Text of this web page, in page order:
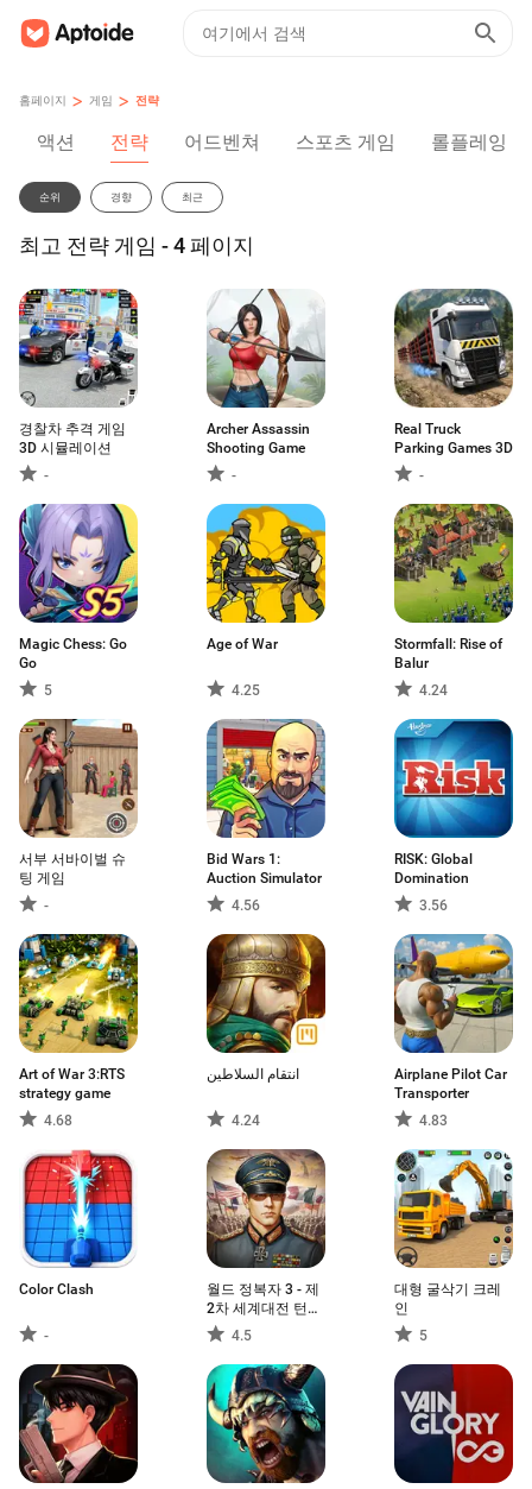
홈페이지 > 게임 > 전략
액션 전략 어드벤쳐 스포츠 게임 롤플레잉
순위 경향 최근
최고 전략 게임 - 4 페이지
경찰차 추격 게임
3D 시뮬레이션
-
Archer Assassin
Shooting Game
-
Real Truck
Parking Games 3D
-
Magic Chess: Go
Go
5
Age of War
4.25
Stormfall: Rise of
Balur
4.24
서부 서바이벌 슈
팅 게임
-
Bid Wars 1:
Auction Simulator
4.56
RISK: Global
Domination
3.56
Art of War 3:RTS
strategy game
4.68
انتقام السلاطين
4.24
Airplane Pilot Car
Transporter
4.83
Color Clash
-
월드 정복자 3 - 제
2차 세계대전 턴제
전략게임
4.5
대형 굴삭기 크레
인
5